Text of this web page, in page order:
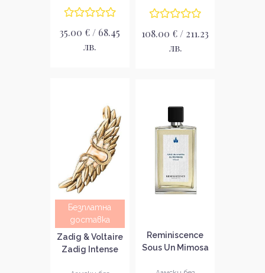
35.00 € / 68.45
лв.
за жени без
опаковка EDT
108.00 € / 211.23
лв.
Безплатна
доставка
Zadig & Voltaire
Zadig Intense
Reminiscence
Sous Un Mimosa